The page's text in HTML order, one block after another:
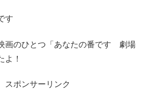
す
画のひとつ「あなたの番です 劇場
よ！
スポンサーリンク